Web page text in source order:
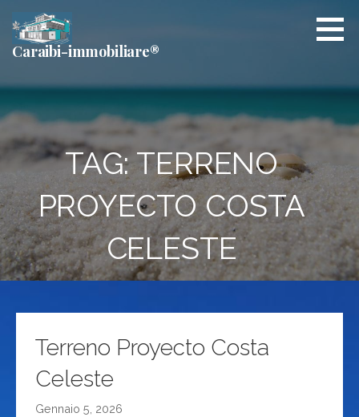
contenuto
Caraibi-immobiliare®
TAG: TERRENO
PROYECTO COSTA
CELESTE
Terreno Proyecto Costa
Celeste
Gennaio 5, 2026